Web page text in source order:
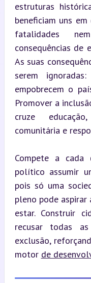
estruturas
beneficiam uns
fatalidades
consequências de
As suas
serem
empobrecem o
Promover a
cruze
comunitária e
Compete a cada
político assumir
pois só uma
pleno pode aspirar
estar. Construir
recusar todas
exclusão,
motor de